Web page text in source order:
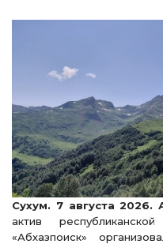
Сухум. 7 августа 2026.
актив
«Абхазпоиск»